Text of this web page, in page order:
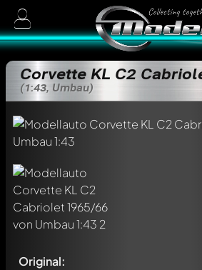
Corvette KL C2
(1:43, Umbau)
Original: